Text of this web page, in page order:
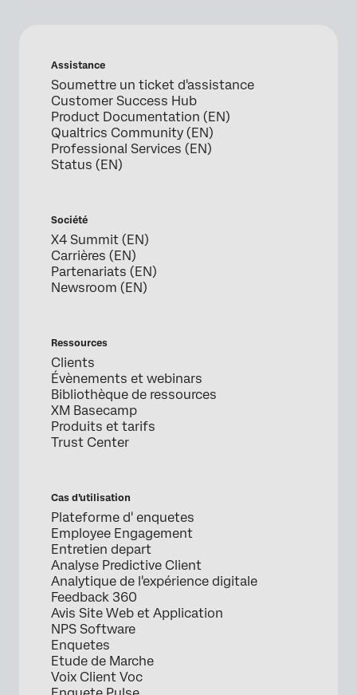
Assistance
Soumettre un ticket d'assistance
Customer Success Hub
Product Documentation (EN)
Qualtrics Community (EN)
Professional Services (EN)
Status (EN)
Société
X4 Summit (EN)
Carrières (EN)
Partenariats (EN)
Newsroom (EN)
Ressources
Clients
Évènements et webinars
Bibliothèque de ressources
XM Basecamp
Produits et tarifs
Trust Center
Cas d’utilisation
Plateforme d' enquetes
Employee Engagement
Entretien depart
Analyse Predictive Client
Analytique de l'expérience digitale
Feedback 360
Avis Site Web et Application
NPS Software
Enquetes
Etude de Marche
Voix Client Voc